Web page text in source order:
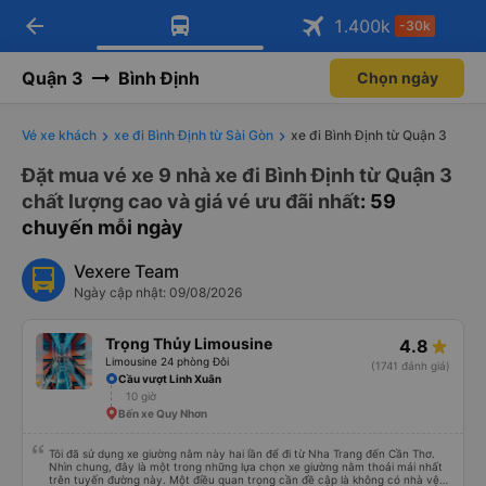
Tải app Vexere ngay!
Nhận ưu đãi thành viên độc
Mở app
Tải app Vexere
-30k/ghế khi đặt vé máy bay qua
Mở app
arrow_back 1.400k -30k
Quận 3 Bình Định Chọn ngày
Vé xe khách xe đi Bình Định từ Sài Gòn xe đi Bình Định từ Quận 3
Đặt mua vé xe 9 nhà xe đi Bình Định từ Quận 3
chất lượng cao và giá vé ưu đãi nhất: 59
chuyến mỗi ngày
Vexere Team
Ngày cập nhật: 09/08/2026
Trọng Thủy Limousine
Limousine 24 phòng Đôi
4.8
(1741 đánh giá)
Cầu vượt Linh Xuân
10 giờ
Bến xe Quy Nhơn
Tôi đã sử dụng xe giường nằm này hai lần để đi từ Nha Trang đến Cần Thơ.
Nhìn chung, đây là một trong những lựa chọn xe giường nằm thoải mái nhất
trên tuyến đường này. Một điều quan trọng cần đề cập là không có nhà vệ